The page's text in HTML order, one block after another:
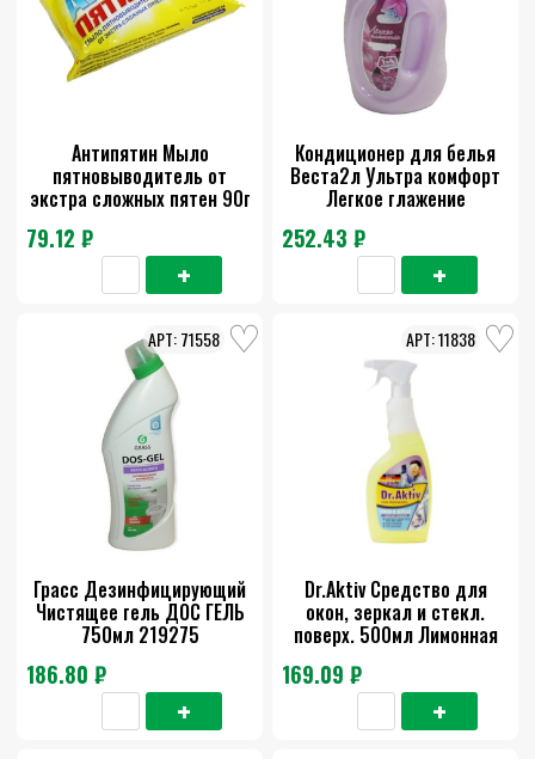
Антипятин Мыло
пятновыводитель от
экстра сложных пятен 90г
79.12 ₽
Кондиционер для белья
Веста2л Ультра комфорт
Легкое глажение
252.43 ₽
Грасс Дезинфицирующий
Чистящее гель ДОС ГЕЛЬ
750мл 219275
186.80 ₽
71558
Dr.Aktiv Средство для
окон, зеркал и стекл.
поверх. 500мл Лимонная
169.09 ₽
11838